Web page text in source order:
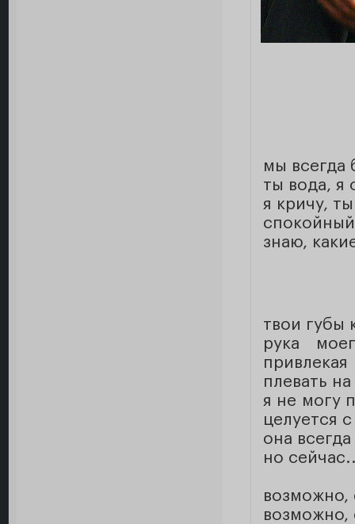
мы всегда
ты вода, я
я кричу,
знаю,
твои губы
рука
плевать
я не могу
целуется
она
но
возможно,
возможно,